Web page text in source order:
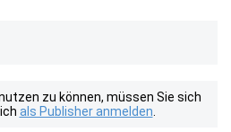
zu können, müssen Sie sich
als Publisher anmelden